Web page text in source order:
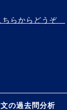
ちらからどうぞ
文の過去問分析